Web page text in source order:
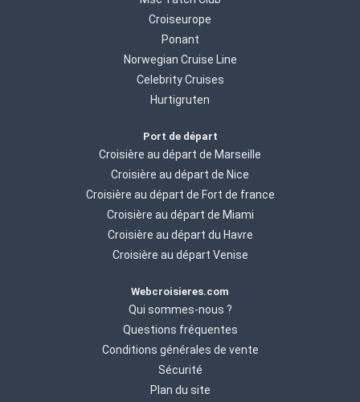
Croiseurope
Ponant
Norwegian Cruise Line
Celebrity Cruises
Hurtigruten
Port de départ
Croisière au départ de Marseille
Croisière au départ de Nice
Croisière au départ de Fort de france
Croisière au départ de Miami
Croisière au départ du Havre
Croisière au départ Venise
Webcroisieres.com
Qui sommes-nous ?
Questions fréquentes
Conditions générales de vente
Sécurité
Plan du site